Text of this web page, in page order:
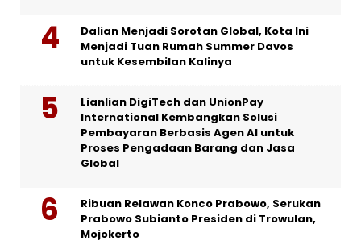
Dalian Menjadi Sorotan Global, Kota Ini
Menjadi Tuan Rumah Summer Davos
untuk Kesembilan Kalinya
Lianlian DigiTech dan UnionPay
International Kembangkan Solusi
Pembayaran Berbasis Agen AI untuk
Proses Pengadaan Barang dan Jasa
Global
Ribuan Relawan Konco Prabowo, Serukan
Prabowo Subianto Presiden di Trowulan,
Mojokerto